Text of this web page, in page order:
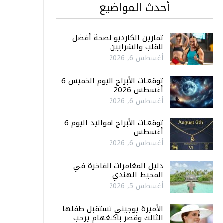
أحدث المواضيع
تمارين الكارديو لصحة أفضل
للقلب والشرايين
أغسطس 6, 2026
توقعـات الأبراج اليوم الخميس 6
أغسطس 2026
أغسطس 6, 2026
توقعـات الأبراج لمواليد اليوم 6
أغسطس
أغسطس 6, 2026
دليل المغامرات الفاخرة في
المحيط الهندي
أغسطس 5, 2026
الأميرة يوجيني تستقبل طفلها
الثالث وقصر باكنغهام يرحب